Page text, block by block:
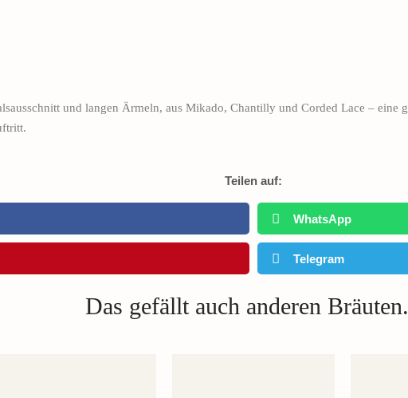
und langen Ärmeln, aus Mikado, Chantilly und Corded Lace – eine
Teilen auf:
WhatsApp
Telegram
Das gefällt auch anderen